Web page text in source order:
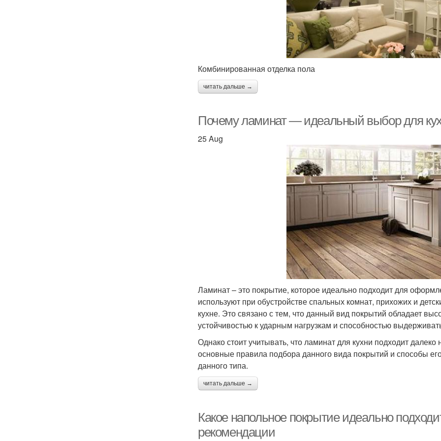
Комбинированная отделка пола
читать дальше →
Почему ламинат — идеальный выбор для
25 Aug
Ламинат – это покрытие, которое идеально подходит для
используют при обустройстве спальных комнат, прихожих и
кухне. Это связано с тем, что данный вид покрытий обладает
устойчивостью к ударным нагрузкам и способностью
Однако стоит учитывать, что ламинат для кухни подходит
основные правила подбора данного вида покрытий и способы
данного типа.
читать дальше →
Какое напольное покрытие идеально
рекомендации